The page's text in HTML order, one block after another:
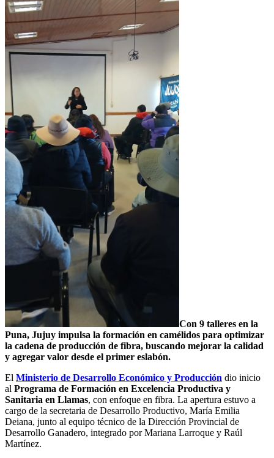
Con 9 talleres en la
Puna, Jujuy impulsa la formación en camélidos para optimizar
la cadena de producción de fibra, buscando mejorar la calidad
y agregar valor desde el primer eslabón.
El Ministerio de Desarrollo Económico y Producción dio inicio
al Programa de Formación en Excelencia Productiva y
Sanitaria en Llamas, con enfoque en fibra. La apertura estuvo a
cargo de la secretaria de Desarrollo Productivo, María Emilia
Deiana, junto al equipo técnico de la Dirección Provincial de
Desarrollo Ganadero, integrado por Mariana Larroque y Raúl
Martínez.